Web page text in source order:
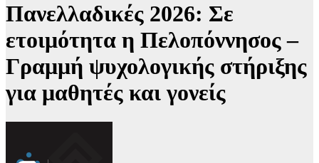
Πανελλαδικές 2026: Σε
ετοιμότητα η Πελοπόννησος –
Γραμμή ψυχολογικής στήριξης
για μαθητές και γονείς